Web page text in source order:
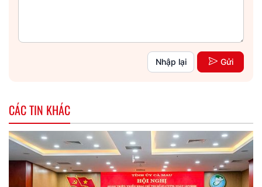
Nhập lại Gửi
CÁC TIN KHÁC